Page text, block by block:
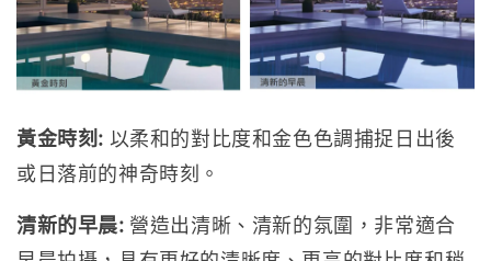
黃金時刻: 以柔和的對比度和金色色調捕捉日出後
或日落前的神奇時刻。
清新的早晨: 營造出清晰、清新的氛圍，非常適合